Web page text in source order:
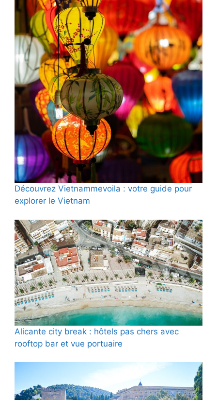
Découvrez Vietnammevoila : votre guide pour
explorer le Vietnam
Alicante city break : hôtels pas chers avec
rooftop bar et vue portuaire